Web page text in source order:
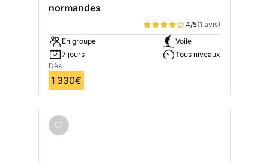
normandes
4/5(1 avis)
En groupe
7 jours
Voile
Tous niveaux
Dès
1 330€